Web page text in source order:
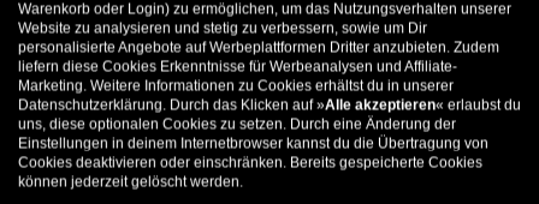
Bis zu 11% Rabatt auf deine erste Bestellung. Aufgepasst: Du
kannst nur 1x wählen! 🤫
5% ab €80 9% ab €100 11% ab €150 🔥
E-Mail
MÄNNER
Warenkorb oder Login) zu ermöglichen, um das Nutzungsverhalten unserer
Website zu analysieren und stetig zu verbessern, sowie um Dir
personalisierte Angebote auf Werbeplattformen Dritter anzubieten. Zudem
liefern diese Cookies Erkenntnisse für Werbeanalysen und Affiliate-
Marketing. Weitere Informationen zu Cookies erhältst du in unserer
Datenschutzerklärung. Durch das Klicken auf »Alle akzeptieren« erlaubst du
uns, diese optionalen Cookies zu setzen. Durch eine Änderung der
Einstellungen in deinem Internetbrowser kannst du die Übertragung von
Cookies deaktivieren oder einschränken. Bereits gespeicherte Cookies
können jederzeit gelöscht werden.